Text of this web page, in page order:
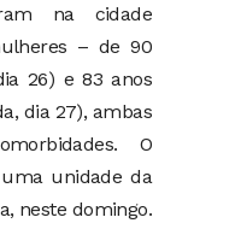
na cidade
– de 90
26) e 83 anos
dia 27), ambas
O
unidade da
neste domingo.